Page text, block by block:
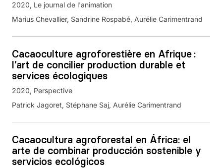
2020 Le journal de l'animation
Marius Chevallier, Sandrine Rospabé, Aurélie Carimentrand
Cacaoculture agroforestière en Afrique :
l’art de concilier production durable et
services écologiques
2020 Perspective
Patrick Jagoret, Stéphane Saj, Aurélie Carimentrand
Cacaocultura agroforestal en África: el
arte de combinar producción sostenible y
servicios ecológicos